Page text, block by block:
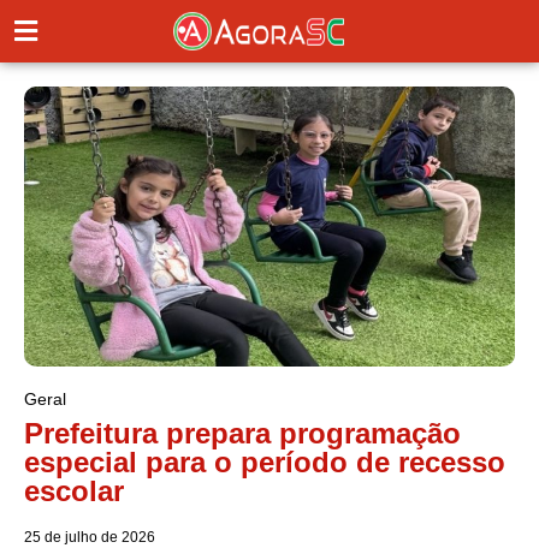
Geral
Prefeitura prepara programação
especial para o período de recesso
escolar
25 de julho de 2026